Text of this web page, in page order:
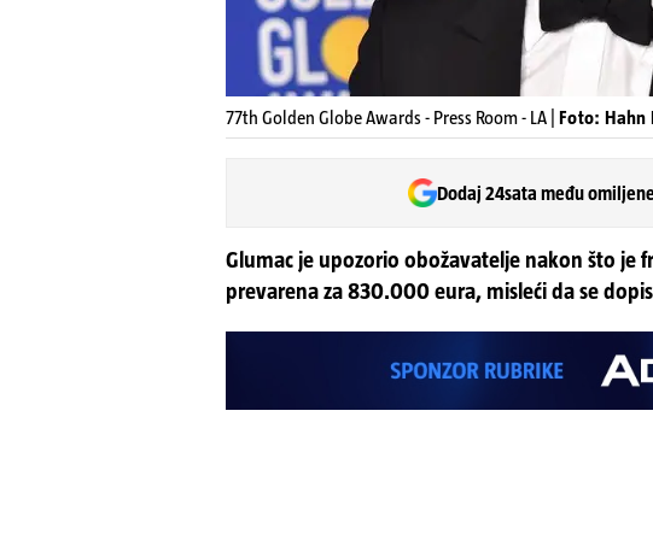
77th Golden Globe Awards - Press Room - LA | Foto: Hahn
Dodaj 24sata među
Glumac je upozorio obožavatelje nakon što je
prevarena za 830.000 eura, misleći da se